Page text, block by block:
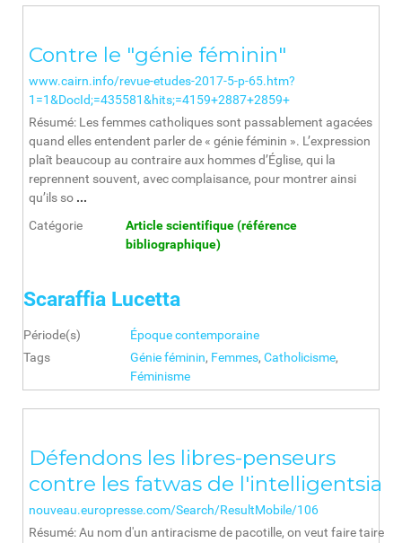
Contre le "génie féminin"
www.cairn.info/revue-etudes-2017-5-p-65.htm?
1=1&DocId;=435581&hits;=4159+2887+2859+
Résumé: Les femmes catholiques sont passablement agacées
quand elles entendent parler de « génie féminin ». L’expression
plaît beaucoup au contraire aux hommes d’Église, qui la
reprennent souvent, avec complaisance, pour montrer ainsi
qu’ils so ...
Catégorie
Article scientifique (référence
bibliographique)
Scaraffia Lucetta
Période(s)
Époque contemporaine
Tags
Génie féminin, Femmes, Catholicisme,
Féminisme
Défendons les libres-penseurs
contre les fatwas de l'intelligentsia
nouveau.europresse.com/Search/ResultMobile/106
Résumé: Au nom d'un antiracisme de pacotille, on veut faire taire